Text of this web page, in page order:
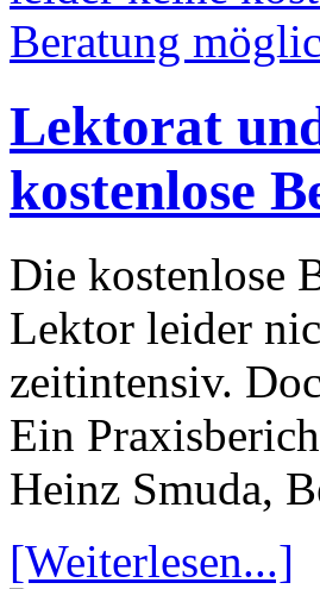
Lektorat
kostenlose
Die kostenlose
Lektor leider
zeitintensiv.
Ein
Heinz Smuda,
[Weiterlesen...]